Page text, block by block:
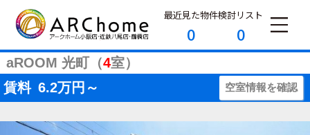
最近見た物件
0
検討リスト
0
aROOM 光町（4室）
賃料 6.2万円～ 空室情報を確認